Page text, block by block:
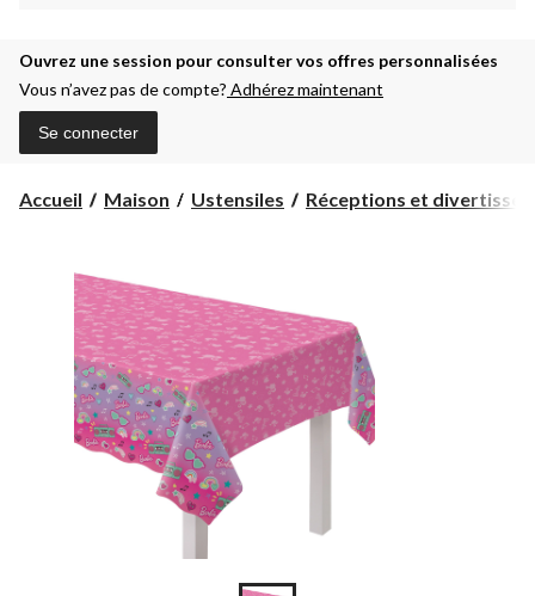
Ouvrez une session pour consulter vos offres personnalisées
Vous n’avez pas de compte? Adhérez maintenant
Se connecter
Accueil Maison Ustensiles Réceptions et